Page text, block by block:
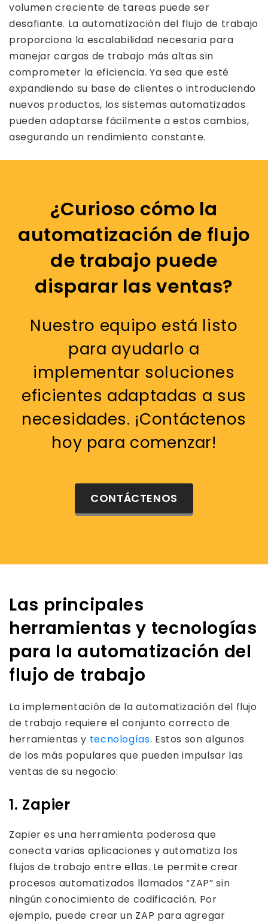
volumen creciente de tareas puede ser
desafiante. La automatización del flujo de trabajo
proporciona la escalabilidad necesaria para
manejar cargas de trabajo más altas sin
comprometer la eficiencia. Ya sea que esté
expandiendo su base de clientes o introduciendo
nuevos productos, los sistemas automatizados
pueden adaptarse fácilmente a estos cambios,
asegurando un rendimiento constante.
¿Curioso cómo la
automatización de flujo
de trabajo puede
disparar las ventas?
Nuestro equipo está listo
para ayudarlo a
implementar soluciones
eficientes adaptadas a sus
necesidades. ¡Contáctenos
hoy para comenzar!
CONTÁCTENOS
Las principales
herramientas y tecnologías
para la automatización del
flujo de trabajo
La implementación de la automatización del flujo
de trabajo requiere el conjunto correcto de
herramientas y tecnologías. Estos son algunos
de los más populares que pueden impulsar las
ventas de su negocio:
1. Zapier
Zapier es una herramienta poderosa que
conecta varias aplicaciones y automatiza los
flujos de trabajo entre ellas. Le permite crear
procesos automatizados llamados “ZAP” sin
ningún conocimiento de codificación. Por
ejemplo, puede crear un ZAP para agregar